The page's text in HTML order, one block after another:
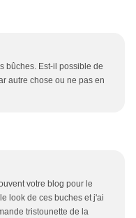
bûches. Est-il possible de
autre chose ou ne pas en
votre blog pour le
look de ces buches et j'ai
tristounette de la